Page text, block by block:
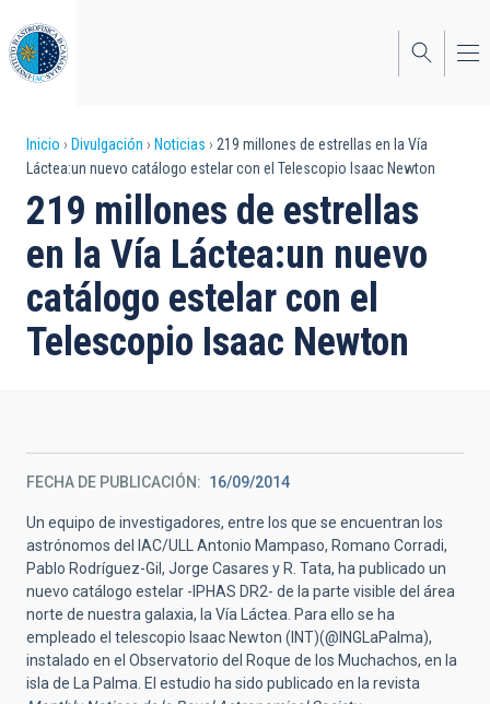
al
contenido
principal
Sobrescribir
enlaces
de
ayuda
a
la
Inicio Divulgación Noticias
219 millones de estrellas en la Vía
Láctea:un nuevo catálogo estelar con el Telescopio Isaac Newton
219 millones de estrellas
en la Vía Láctea:un nuevo
catálogo estelar con el
Telescopio Isaac Newton
FECHA DE PUBLICACIÓN 16/09/2014
Un equipo de investigadores, entre los que se encuentran los
astrónomos del IAC/ULL Antonio Mampaso, Romano Corradi,
Pablo Rodríguez-Gil, Jorge Casares y R. Tata, ha publicado un
nuevo catálogo estelar -IPHAS DR2- de la parte visible del área
norte de nuestra galaxia, la Vía Láctea. Para ello se ha
empleado el telescopio Isaac Newton (INT)(@INGLaPalma),
instalado en el Observatorio del Roque de los Muchachos, en la
isla de La Palma. El estudio ha sido publicado en la revista